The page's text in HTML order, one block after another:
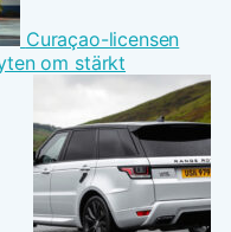
Curaçao-licensen
om stärkt